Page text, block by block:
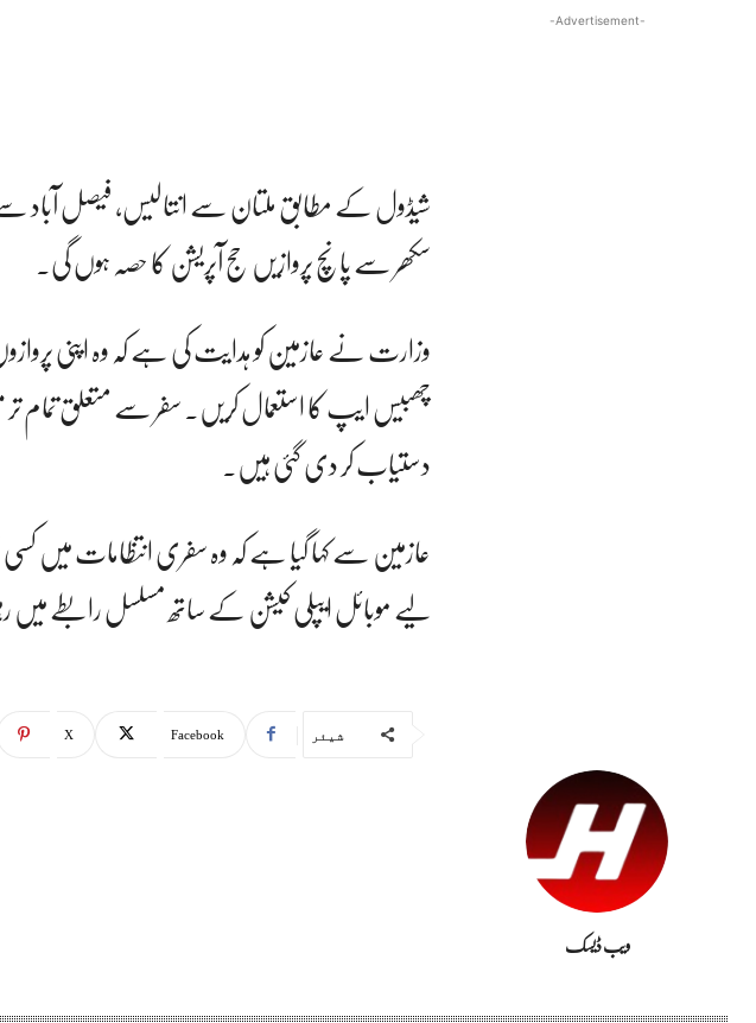
شیڈول کے مطابق ملتان سے انتالیس، فیصل آباد
سکھر سے پانچ پروازیں حج آپریشن کا حصہ ہوں گی۔
وزارت نے عازمین کو ہدایت کی ہے کہ وہ اپنی
چھبیس ایپ کا استعمال کریں۔ سفر سے متعلق
دستیاب کر دی گئی ہیں۔
عازمین سے کہا گیا ہے کہ وہ سفری انتظامات میں
لیے موبائل ایپلی کیشن کے ساتھ مسلسل رابطے
شیئر Facebook
X
-Advertisement-
ویب ڈیسک